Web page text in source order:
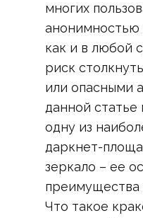
многих
анонимностью
как и в любой
риск
или опасными
данной
одну из
даркнет-
зеркало – ее
преимущества
Что такое